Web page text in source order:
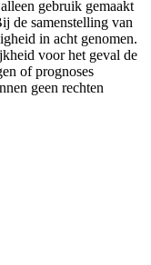
gebruik gemaakt
de samenstelling van
in acht genomen.
voor het geval de
of prognoses
geen rechten